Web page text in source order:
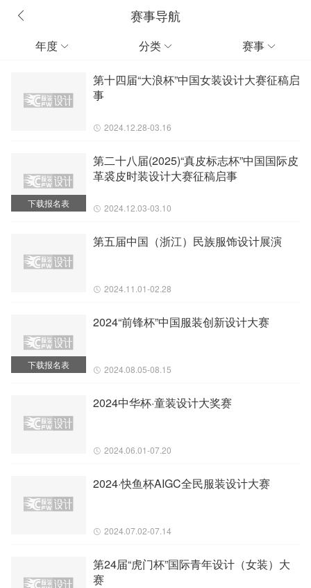
赛事导航
年度  分类  赛事 
第十四届“大浪杯”中国女装设计大赛征稿启
事
2024.12.28-03.16
下载报名表
第二十八届(2025)“真皮标志杯”中国国际皮
革裘皮时装设计大赛征稿启事
2024.12.03-03.10
第五届中国（浙江）民族服饰设计展演
2024.11.01-02.28
下载报名表
2024“前锋杯”中国服装创新设计大赛
2024.08.05-08.15
2024中华杯·童装设计大奖赛
2024.06.01-07.20
2024·快鱼杯AIGC全民服装设计大赛
2024.07.02-07.14
第24届“虎门杯”国际青年设计（女装）大
赛